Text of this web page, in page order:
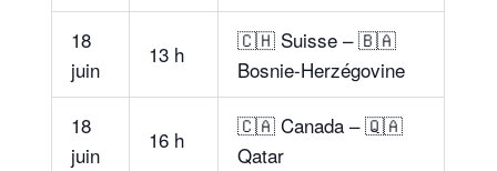
18
juin
13 h
🇨🇭 Suisse – 🇧🇦
Bosnie-Herzégovine
18
juin
16 h
🇨🇦 Canada – 🇶🇦
Qatar